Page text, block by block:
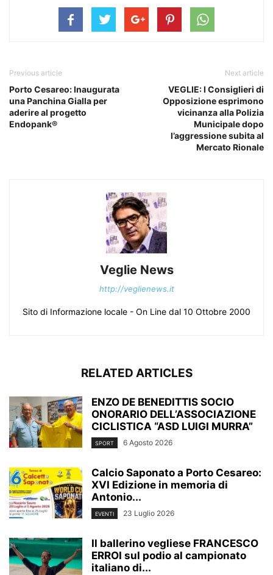
Previous article
Porto Cesareo: Inaugurata
una Panchina Gialla per
aderire al progetto
Endopank®
Next article
VEGLIE: I Consiglieri di
Opposizione esprimono
vicinanza alla Polizia
Municipale dopo
l’aggressione subita al
Mercato Rionale
Veglie News
http://veglienews.it
Sito di Informazione locale - On Line dal 10 Ottobre 2000
RELATED ARTICLES
ENZO DE BENEDITTIS SOCIO
ONORARIO DELL’ASSOCIAZIONE
CICLISTICA “ASD LUIGI MURRA”
SPORT 6 Agosto 2026
Calcio Saponato a Porto Cesareo:
XVI Edizione in memoria di
Antonio...
EVENTI 23 Luglio 2026
Il ballerino vegliese FRANCESCO
ERROI sul podio al campionato
italiano di...